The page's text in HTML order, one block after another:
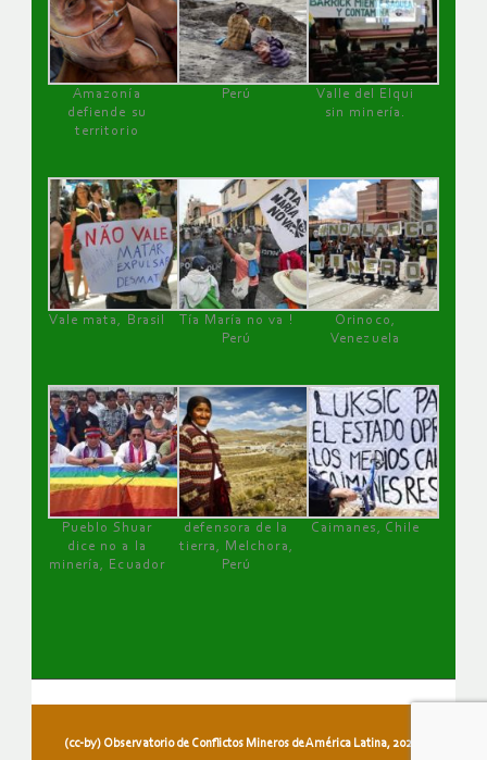
Amazonía
defiende su
territorio
Perú
Valle del Elqui
sin minería.
Vale mata, Brasil
Tía María no va !
Perú
Orinoco,
Venezuela
Pueblo Shuar
dice no a la
minería, Ecuador
defensora de la
tierra, Melchora,
Perú
Caimanes, Chile
(cc-by) Observatorio de Conflictos Mineros de América Latina, 2026